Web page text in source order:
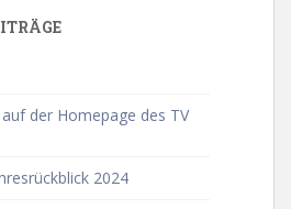
der Homepage des TV
2024